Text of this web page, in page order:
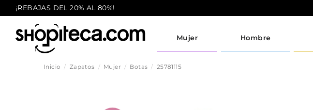
¡REBAJAS DEL 20% AL 80%!
Mujer Hombre
Inicio Zapatos Mujer Botas 25781115